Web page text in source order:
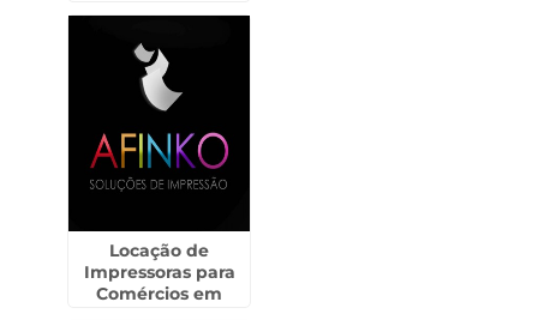
Locação de
Impressoras para
Comércios em